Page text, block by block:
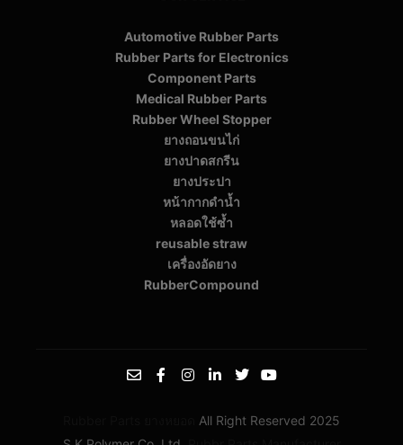
Automotive Rubber Parts
Rubber Parts for Electronics
Component Parts
Medical Rubber Parts
Rubber Wheel Stopper
ยางถอนขนไก่
ยางปาดสกรีน
ยางประปา
หน้ากากดำน้ำ
หลอดใช้ซ้ำ
reusable straw
เครื่องอัดยาง
RubberCompound
All Right Reserved 2025